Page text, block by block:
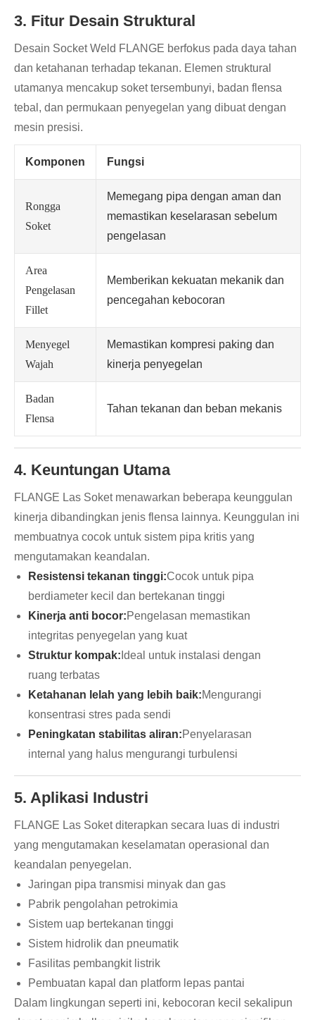
3. Fitur Desain Struktural
Desain Socket Weld FLANGE berfokus pada daya tahan
dan ketahanan terhadap tekanan. Elemen struktural
utamanya mencakup soket tersembunyi, badan flensa
tebal, dan permukaan penyegelan yang dibuat dengan
mesin presisi.
Komponen Fungsi
Rongga
Soket
Memegang pipa dengan aman dan
memastikan keselarasan sebelum
pengelasan
Area
Pengelasan
Fillet
Memberikan kekuatan mekanik dan
pencegahan kebocoran
Menyegel
Wajah
Memastikan kompresi paking dan
kinerja penyegelan
Badan
Flensa
Tahan tekanan dan beban mekanis
4. Keuntungan Utama
FLANGE Las Soket menawarkan beberapa keunggulan
kinerja dibandingkan jenis flensa lainnya. Keunggulan ini
membuatnya cocok untuk sistem pipa kritis yang
mengutamakan keandalan.
Resistensi tekanan tinggi:Cocok untuk pipa
berdiameter kecil dan bertekanan tinggi
Kinerja anti bocor:Pengelasan memastikan
integritas penyegelan yang kuat
Struktur kompak: Ideal untuk instalasi dengan
ruang terbatas
Ketahanan lelah yang lebih baik:Mengurangi
konsentrasi stres pada sendi
Peningkatan stabilitas aliran:Penyelarasan
internal yang halus mengurangi turbulensi
5. Aplikasi Industri
FLANGE Las Soket diterapkan secara luas di industri
yang mengutamakan keselamatan operasional dan
keandalan penyegelan.
Jaringan pipa transmisi minyak dan gas
Pabrik pengolahan petrokimia
Sistem uap bertekanan tinggi
Sistem hidrolik dan pneumatik
Fasilitas pembangkit listrik
Pembuatan kapal dan platform lepas pantai
Dalam lingkungan seperti ini, kebocoran kecil sekalipun